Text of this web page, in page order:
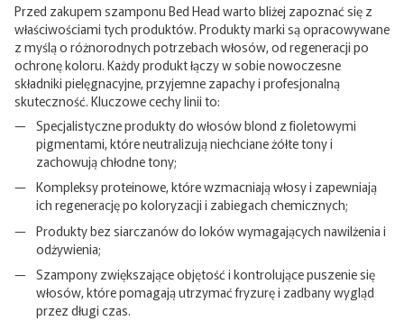
Przed zakupem szamponu Bed Head warto bliżej zapoznać się z
właściwościami tych produktów. Produkty marki są opracowywane
z myślą o różnorodnych potrzebach włosów, od regeneracji po
ochronę koloru. Każdy produkt łączy w sobie nowoczesne
składniki pielęgnacyjne, przyjemne zapachy i profesjonalną
skuteczność. Kluczowe cechy linii to:
Specjalistyczne produkty do włosów blond z fioletowymi
pigmentami, które neutralizują niechciane żółte tony i
zachowują chłodne tony;
Kompleksy proteinowe, które wzmacniają włosy i zapewniają
ich regenerację po koloryzacji i zabiegach chemicznych;
Produkty bez siarczanów do loków wymagających nawilżenia i
odżywienia;
Szampony zwiększające objętość i kontrolujące puszenie się
włosów, które pomagają utrzymać fryzurę i zadbany wygląd
przez długi czas.